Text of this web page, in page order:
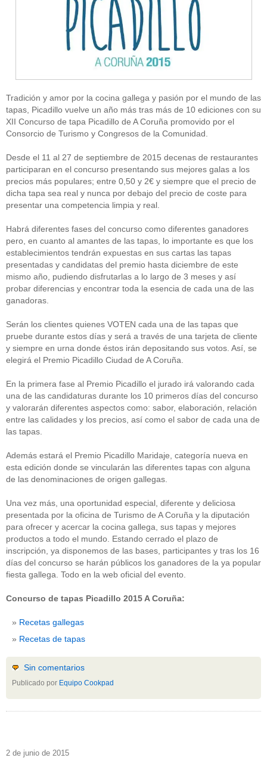
Tradición y amor por la cocina gallega y pasión por el mundo de las
tapas, Picadillo vuelve un año más tras más de 10 ediciones con su
XII Concurso de tapa Picadillo de A Coruña promovido por el
Consorcio de Turismo y Congresos de la Comunidad.
Desde el 11 al 27 de septiembre de 2015 decenas de restaurantes
participaran en el concurso presentando sus mejores galas a los
precios más populares; entre 0,50 y 2€ y siempre que el precio de
dicha tapa sea real y nunca por debajo del precio de coste para
presentar una competencia limpia y real.
Habrá diferentes fases del concurso como diferentes ganadores
pero, en cuanto al amantes de las tapas, lo importante es que los
establecimientos tendrán expuestas en sus cartas las tapas
presentadas y candidatas del premio hasta diciembre de este
mismo año, pudiendo disfrutarlas a lo largo de 3 meses y así
probar diferencias y encontrar toda la esencia de cada una de las
ganadoras.
Serán los clientes quienes VOTEN cada una de las tapas que
pruebe durante estos días y será a través de una tarjeta de cliente
y siempre en urna donde éstos irán depositando sus votos. Así, se
elegirá el Premio Picadillo Ciudad de A Coruña.
En la primera fase al Premio Picadillo el jurado irá valorando cada
una de las candidaturas durante los 10 primeros días del concurso
y valorarán diferentes aspectos como: sabor, elaboración, relación
entre las calidades y los precios, así como el sabor de cada una de
las tapas.
Además estará el Premio Picadillo Maridaje, categoría nueva en
esta edición donde se vincularán las diferentes tapas con alguna
de las denominaciones de origen gallegas.
Una vez más, una oportunidad especial, diferente y deliciosa
presentada por la oficina de Turismo de A Coruña y la diputación
para ofrecer y acercar la cocina gallega, sus tapas y mejores
productos a todo el mundo. Estando cerrado el plazo de
inscripción, ya disponemos de las bases, participantes y tras los 16
días del concurso se harán públicos los ganadores de la ya popular
fiesta gallega. Todo en la web oficial del evento.
Concurso de tapas Picadillo 2015 A Coruña:
Recetas gallegas
Recetas de tapas
Sin comentarios
Publicado por Equipo Cookpad
2 de junio de 2015